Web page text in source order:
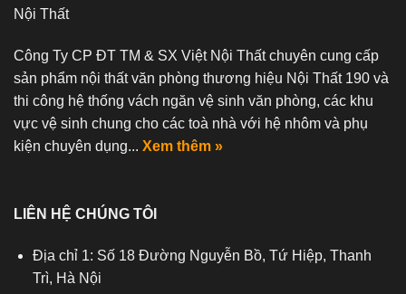
Nội Thất
Công Ty CP ĐT TM & SX Việt Nội Thất chuyên cung cấp
sản phẩm nội thất văn phòng thương hiệu Nội Thất 190 và
thi công hệ thống vách ngăn vệ sinh văn phòng, các khu
vực vệ sinh chung cho các toà nhà với hệ nhôm và phụ
kiện chuyên dụng... Xem thêm »
LIÊN HỆ CHÚNG TÔI
Địa chỉ 1: Số 18 Đường Nguyễn Bồ, Tứ Hiệp, Thanh
Trì, Hà Nội